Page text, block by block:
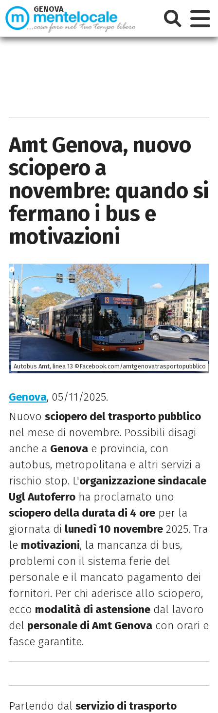
Amt Genova, nuovo
sciopero a
novembre: quando si
fermano i bus e
motivazioni
Autobus Amt, linea 13 ©Facebook.com/amtgenovatrasportopubblico
Genova, 05/11/2025.
Nuovo sciopero del trasporto pubblico
nel mese di novembre. Possibili disagi
anche a Genovae provincia, con
autobus, metropolitana e altri servizi a
rischio stop. L'organizzazione sindacale
Ugl Autoferroha proclamato uno
sciopero della durata di 4 oreper la
giornata di lunedì 10 novembre2025. Tra
le motivazioni, la mancanza di bus,
problemi con il sistema ferie del
personale e il mancato pagamento dei
fornitori. Per chi aderisce allo sciopero,
ecco modalità di astensionedal lavoro
del personale di Amt Genovacon orari e
fasce garantite.
Partendo dal servizio di trasporto
GENOVA